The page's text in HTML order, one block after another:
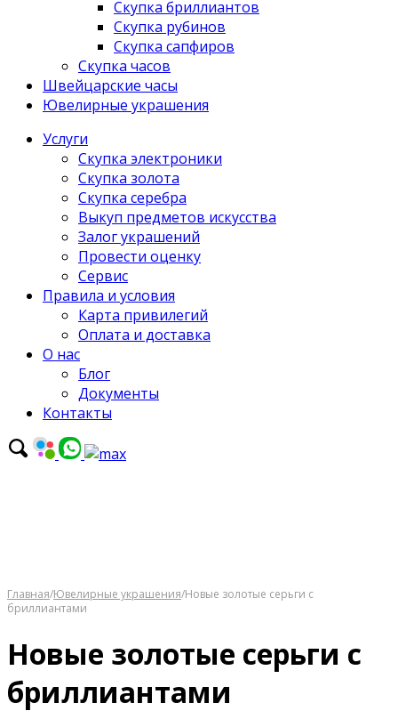
Скупка бриллиантов
Скупка рубинов
Скупка сапфиров
Скупка часов
Швейцарские часы
Ювелирные украшения
Услуги
Скупка электроники
Скупка золота
Скупка серебра
Выкуп предметов искусства
Залог украшений
Провести оценку
Сервис
Правила и условия
Карта привилегий
Оплата и доставка
О нас
Блог
Документы
Контакты
Главная/Ювелирные украшения/Новые золотые серьги с
бриллиантами
Новые золотые серьги с
бриллиантами